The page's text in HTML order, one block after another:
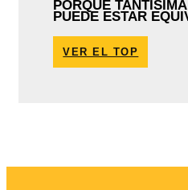
PORQUE
PUEDE ESTAR
VER EL TOP